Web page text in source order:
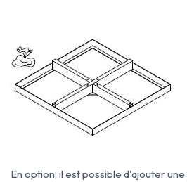
En option, il est possible d'ajouter